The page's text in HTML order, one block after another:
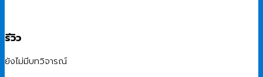
รีวิว
ยังไม่มีบทวิจารณ์